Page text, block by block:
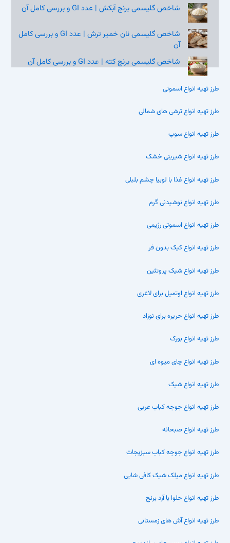
شاخص گلیسمی برنج آبکش | عدد GI و بررسی کامل آن
شاخص گلیسمی نان خمیر ترش | عدد GI و بررسی کامل
آن
شاخص گلیسمی برنج کته | عدد GI و بررسی کامل آن
طرز تهیه انواع اسموتی
طرز تهیه انواع ترشی های شمالی
طرز تهیه انواع سوپ
طرز تهیه انواع شیرینی خشک
طرز تهیه انواع غذا با لوبیا چشم بلبلی
طرز تهیه انواع نوشیدنی گرم
طرز تهیه انواع اسموتی رژیمی
طرز تهیه انواع کیک بدون فر
طرز تهیه انواع شیک پروتئین
طرز تهیه انواع اوتمیل برای لاغری
طرز تهیه انواع حریره برای نوزاد
طرز تهیه انواع بورک
طرز تهیه انواع چای میوه ای
طرز تهیه انواع شیک
طرز تهیه انواع جوجه کباب عربی
طرز تهیه انواع صبحانه
طرز تهیه انواع جوجه کباب سبزیجات
طرز تهیه انواع میلک شیک کافی شاپی
طرز تهیه انواع حلوا با آرد برنج
طرز تهیه انواع آش های زمستانی